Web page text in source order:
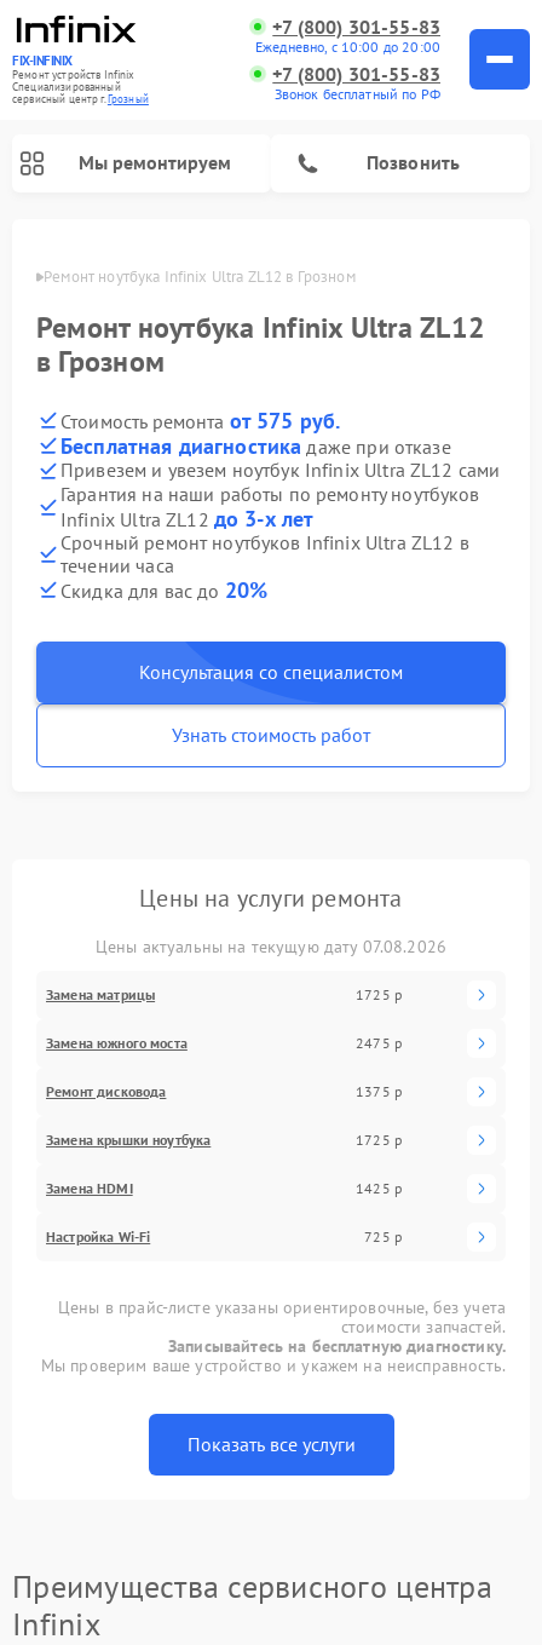
FIX-INFINIX
Ремонт устройств Infinix
Специализированный
cервисный центр г.Грозный
+7 (800) 301-55-83
Ежедневно, с 10:00 до 20:00
+7 (800) 301-55-83
Звонок бесплатный по РФ
Мы ремонтируем Позвонить
Ремонт ноутбука Infinix Ultra ZL12 в Грозном
Ремонт ноутбука Infinix Ultra ZL12
в Грозном
Стоимость ремонта от 575 руб.
Бесплатная диагностика даже при отказе
Привезем и увезем ноутбук Infinix Ultra ZL12 сами
Гарантия на наши работы по ремонту ноутбуков
Infinix Ultra ZL12 до 3-х лет
Срочный ремонт ноутбуков Infinix Ultra ZL12 в
течении часа
Скидка для вас до 20%
Консультация со специалистом
Узнать стоимость работ
Цены на услуги ремонта
Цены актуальны на текущую дату 07.08.2026
Замена матрицы 1725 р
Замена южного моста 2475 р
Ремонт дисковода 1375 р
Замена крышки ноутбука 1725 р
Замена HDMI 1425 р
Настройка Wi-Fi 725 р
Цены в прайс-листе указаны ориентировочные, без учета
стоимости запчастей.
Записывайтесь на бесплатную диагностику.
Мы проверим ваше устройство и укажем на неисправность.
Показать все услуги
Преимущества сервисного центра
Infinix